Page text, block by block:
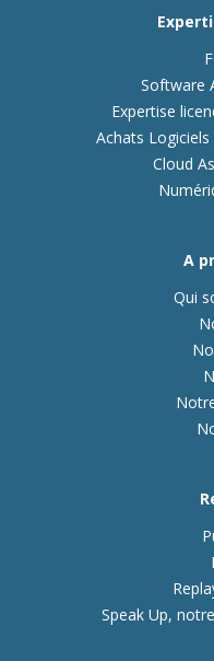
Software
Expertise
Achats
Cloud
A
Qui
Speak Up,